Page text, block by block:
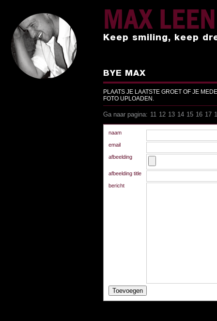
MAX
Keep smiling, keep
BYE MAX
PLAATS JE LAATSTE GROET OF JE
FOTO UPLOADEN.
Ga naar pagina: 11 12 13 14 15 16 17
naam
email
afbeelding
afbeelding title
bericht
Ga naar pagina: